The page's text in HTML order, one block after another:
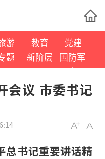
游 教育
党建
题 新阶层
国防军
事
会议 市委书记
总书记重要讲话精